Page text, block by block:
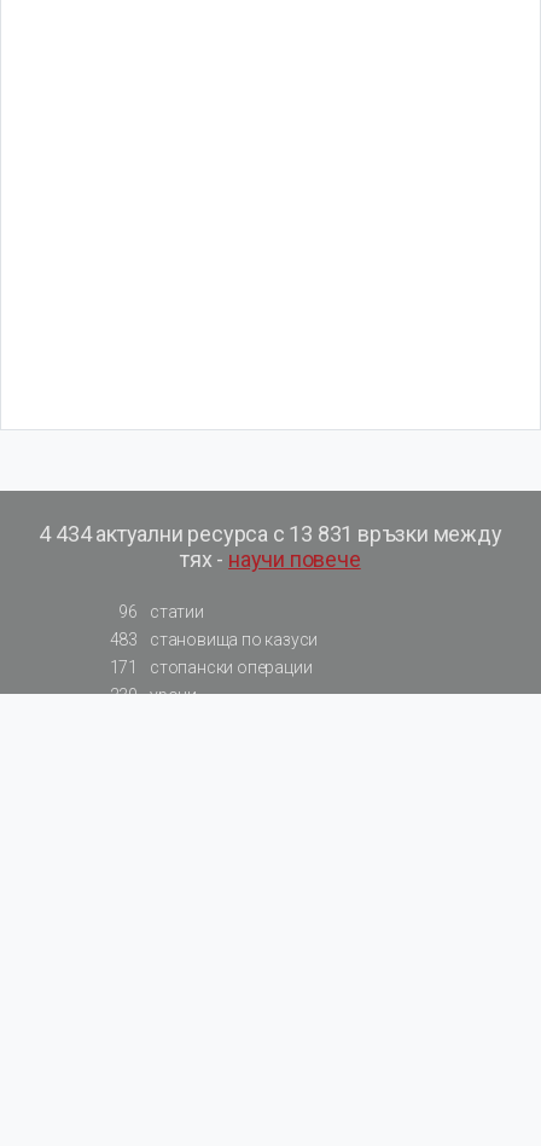
4 434 актуални ресурса с 13 831 връзки между
тях - научи повече
96
статии
483
становища по казуси
171
стопански операции
230
уроци